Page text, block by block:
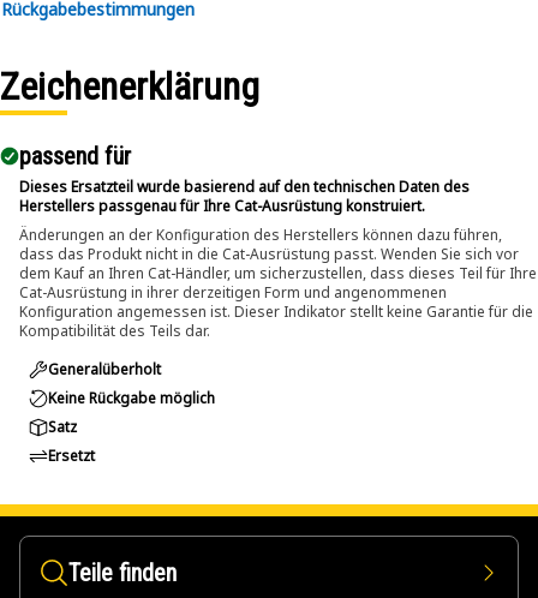
Rückgabebestimmungen
Zeichenerklärung
passend für​
Dieses Ersatzteil wurde basierend auf den technischen Daten des
Herstellers passgenau für Ihre Cat-Ausrüstung konstruiert.
Änderungen an der Konfiguration des Herstellers können dazu führen,
dass das Produkt nicht in die Cat-Ausrüstung passt. Wenden Sie sich vor
dem Kauf an Ihren Cat-Händler, um sicherzustellen, dass dieses Teil für Ihre
Cat-Ausrüstung in ihrer derzeitigen Form und angenommenen
Konfiguration angemessen ist. Dieser Indikator stellt keine Garantie für die
Kompatibilität des Teils dar.
Generalüberholt
Keine Rückgabe möglich
Satz
Ersetzt
Teile finden